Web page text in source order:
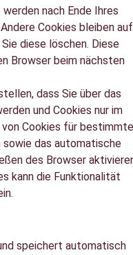
werden nach Ende Ihres
Cookies bleiben auf
diese löschen. Diese
Browser beim nächsten
dass Sie über das
und Cookies nur im
von Cookies für bestimmte
sowie das automatische
des Browser
kann die Funktionalität
speichert automatisch